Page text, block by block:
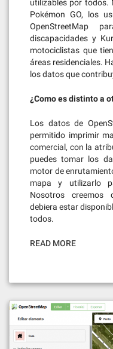
utilizables por todos.
Pokémon GO, los
OpenStreetMap
discapacidades y
motociclistas que
áreas residenciales.
los datos que
¿Como es distinto a
Los datos de
permitido imprimir
comercial, con la
puedes tomar los
motor de
mapa y utilizarlo
Nosotros creemos
debiera estar
todos.
READ MORE